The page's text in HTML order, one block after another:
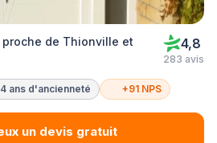
proche de Thionville et
4,8
283 avis
ans d'ancienneté +91 NPS
un devis gratuit